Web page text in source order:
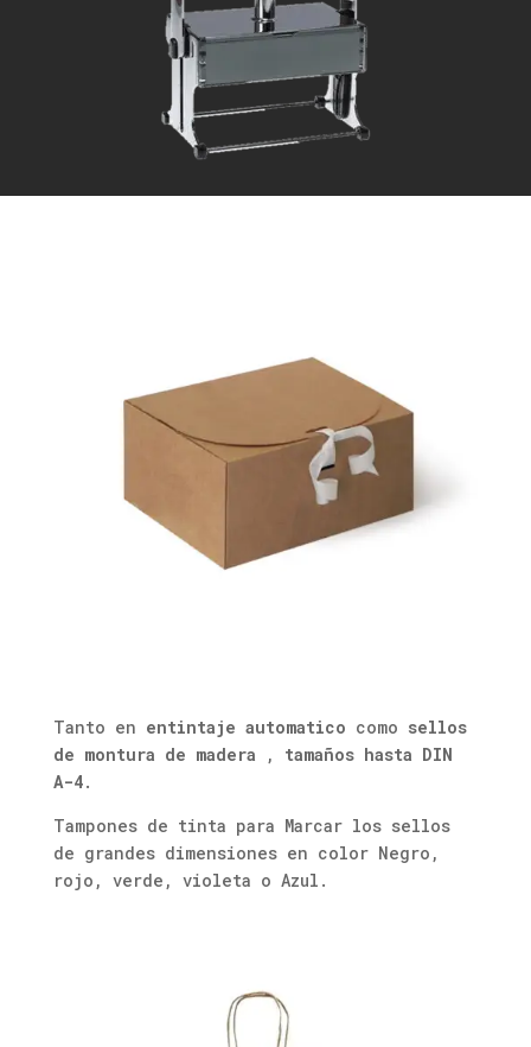
Tanto en entintaje automatico como sellos
de montura de madera , tamaños hasta DIN
A-4.
Tampones de tinta para Marcar los sellos
de grandes dimensiones en color Negro,
rojo, verde, violeta o Azul.